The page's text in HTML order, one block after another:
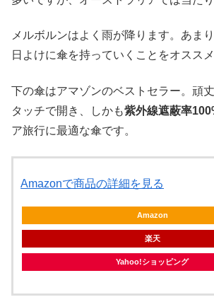
メルボルンはよく雨が降ります。あま
日よけに傘を持っていくことをオススメ
下の傘はアマゾンのベストセラー。頑
タッチで開き、しかも紫外線遮蔽率
ア旅行に最適な傘です。
Amazonで商品の詳細を見る
Amazon
楽天
Yahoo!ショッピング